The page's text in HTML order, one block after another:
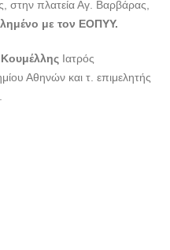
ΧΑΛΚΙΔΑ | ΙΑΤΡΙΚΗ Α.Ε.
ΧΑΛΚΙΔΑ | ΙΑΤΡΙΚΗ Α.Ε.
ΧΑΛΚΙΔΑ | ΙΑΤΡΙΚΗ Α.Ε.
ΧΑΛΚΙΔΑ | ΙΑΤΡΙΚΗ Α.Ε.
στην πλατεία Αγ. Βαρβάρας,
με τον ΕΟΠΥΥ.
Ιατρός
Αθηνών και τ. επιμελητής